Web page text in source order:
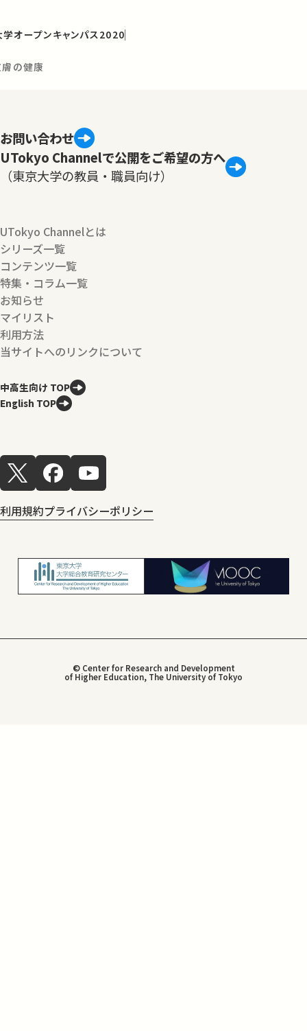
オープンキャンパス2020
の健康
お問い合わせ
UTokyo Channelで公開をご希望の方へ
（東京大学の教員・職員向け）
UTokyo Channelとは
シリーズ一覧
コンテンツ一覧
特集・コラム一覧
お知らせ
マイリスト
利用方法
当サイトへのリンクについて
中高生向け TOP
English TOP
利用規約プライバシーポリシー
© Center for Research and Development
of Higher Education, The University of Tokyo